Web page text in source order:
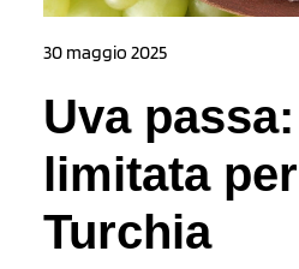
30 maggio 2025
Uva
limitata
Turchia